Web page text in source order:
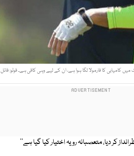
کامیابی کا فارمولا لگا ہوا ہے، ان کے لیے وہی کافی ہے۔ فوٹو: فائل
کر دیا، متعصبانہ رویہ اختیار کیا گیا ہے''